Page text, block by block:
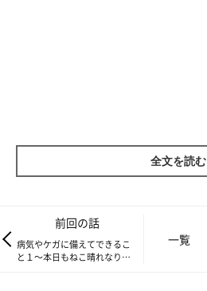
全文を読む
前回の話
病気やケガに備えてできるこ
と１～本日もねこ晴れなり
一覧